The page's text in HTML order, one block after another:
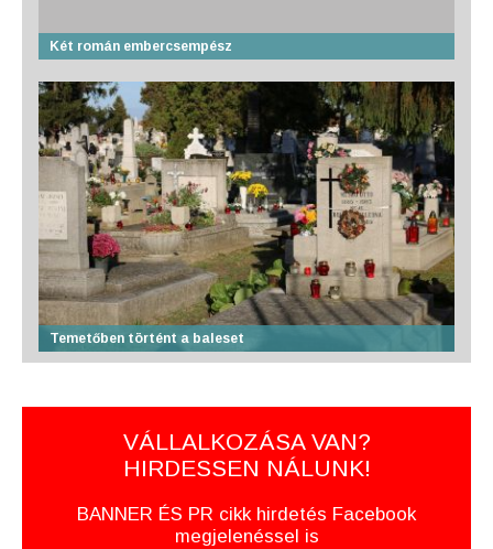
Két román embercsempész
Temetőben történt a baleset
VÁLLALKOZÁSA VAN?
HIRDESSEN NÁLUNK!
BANNER ÉS PR cikk hirdetés Facebook
megjelenéssel is